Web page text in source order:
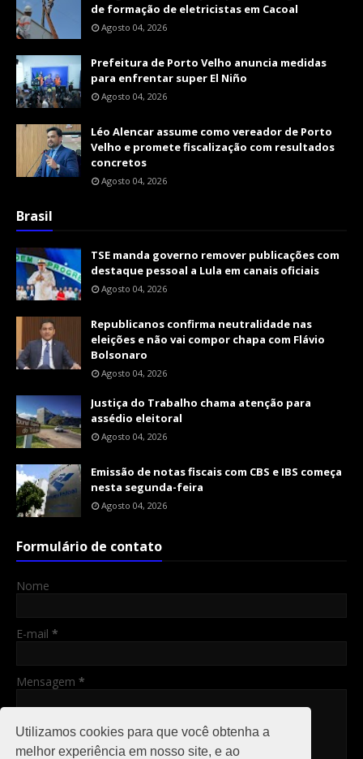
Utilizamos cookies para que você obtenha a
melhor experiência em nosso site, e ao
de formação de eletricistas em Cacoal
Agosto 04, 2026
Prefeitura de Porto Velho anuncia medidas
para enfrentar super El Niño
Agosto 04, 2026
Léo Alencar assume como vereador de Porto
Velho e promete fiscalização com resultados
concretos
Agosto 04, 2026
Brasil
TSE manda governo remover publicações com
destaque pessoal a Lula em canais oficiais
Agosto 04, 2026
Republicanos confirma neutralidade nas
eleições e não vai compor chapa com Flávio
Bolsonaro
Agosto 04, 2026
Justiça do Trabalho chama atenção para
assédio eleitoral
Agosto 04, 2026
Emissão de notas fiscais com CBS e IBS começa
nesta segunda-feira
Agosto 04, 2026
Formulário de contato
Nome
E-mail *
Mensagem *